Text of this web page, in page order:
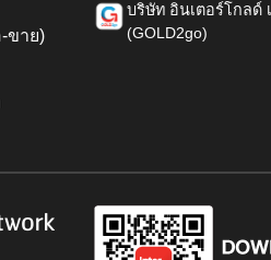
ขาย)
บริษัท อินเตอร์โกลด์
(GOLD2go)